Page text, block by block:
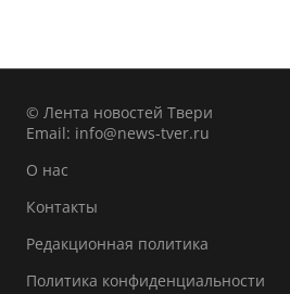
© Лента новостей Твери
Email: info@news-tver.ru
О нас
Контакты
Редакционная политика
Политика конфиденциальности